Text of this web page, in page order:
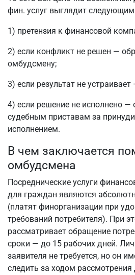
фин. услуг выглядит
1) претензия к финансовой
2) если конфликт не решен —
омбудсмену;
3) если результат не
4) если решение не исполнено —
судебным приставам за
исполнением.
В чем заключается
омбудсмена
Посреднические услуги
для граждан являются
(платят финорганизации при
требований потребителя). При
рассматривает обращение
сроки — до 15 рабочих дней.
заявителя не требуется, но он
следить за ходом